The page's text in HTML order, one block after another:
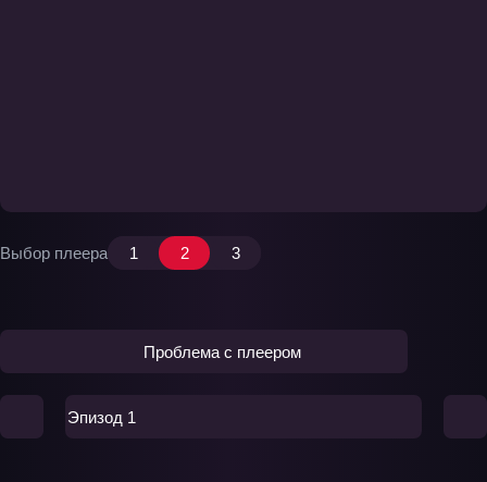
Выбор плеера 1 2 3
Проблема с плеером
Эпизод 1